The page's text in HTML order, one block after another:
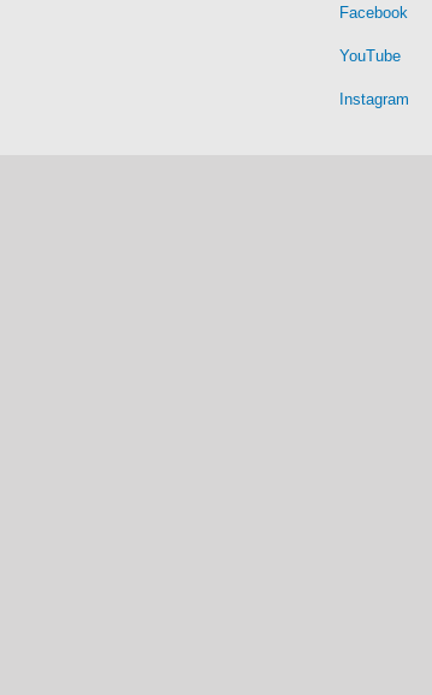
Facebook
YouTube
Instagram